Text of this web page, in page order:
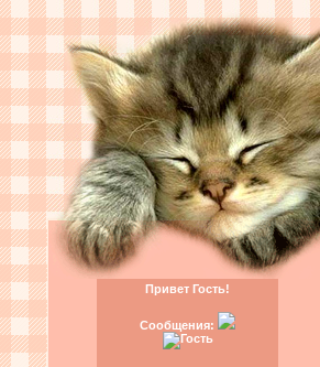
Привет Гость!
Сообщения: